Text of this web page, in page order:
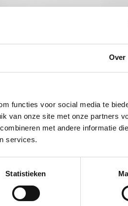
Over
functies voor social media te
van onze site met onze partners
met andere informatie
services.
Statistieken
basis van huidtype, indicatie